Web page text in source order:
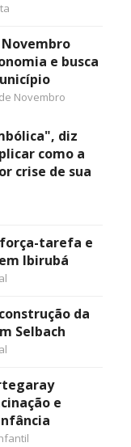
e busca
Novembro
diz
como a
crise de sua
tarefa e
Ibirubá
da
Selbach
e